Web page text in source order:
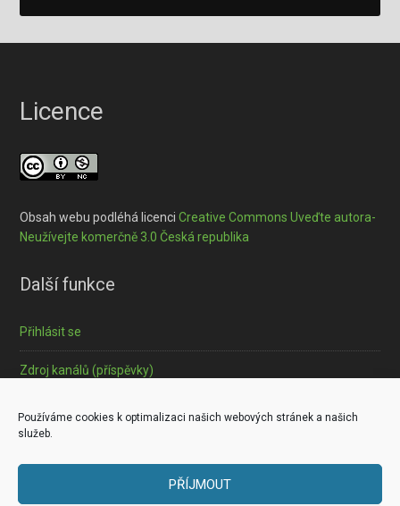
Používáme cookies k optimalizaci našich webových stránek a našich
služeb.
PŘÍJMOUT
Licence
Obsah webu podléhá licenciCreative Commons Uveďte autora-
Neužívejte komerčně 3.0 Česká republika
Další funkce
Přihlásit se
Zdroj kanálů (příspěvky)